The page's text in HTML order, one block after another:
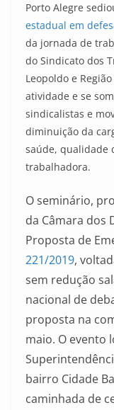
Porto Alegre
estadual em
da jornada de
do Sindicato dos
Leopoldo e
atividade e se
sindicalistas e
diminuição da
saúde, qualidade
trabalhadora.
O seminário,
da Câmara dos
Proposta de
221/2019,
sem redução
nacional de
proposta na
maio. O evento
bairro Cidade
caminhada de